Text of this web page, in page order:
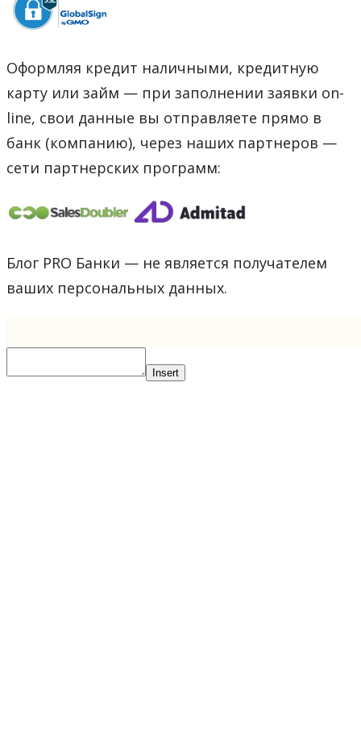
Оформляя кредит наличными, кредитную
карту или займ — при заполнении заявки on-
line, свои данные вы отправляете прямо в
банк (компанию), через наших партнеров —
сети партнерских программ:
Блог PRO Банки — не является получателем
ваших персональных данных.
Insert